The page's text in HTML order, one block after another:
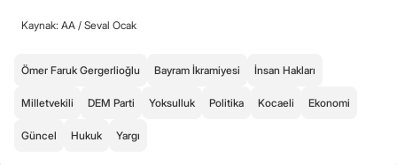
Kaynak: AA / Seval Ocak
Ömer Faruk Gergerlioğlu Bayram İkramiyesi İnsan Hakları
Milletvekili DEM Parti Yoksulluk Politika Kocaeli Ekonomi
Güncel Hukuk Yargı